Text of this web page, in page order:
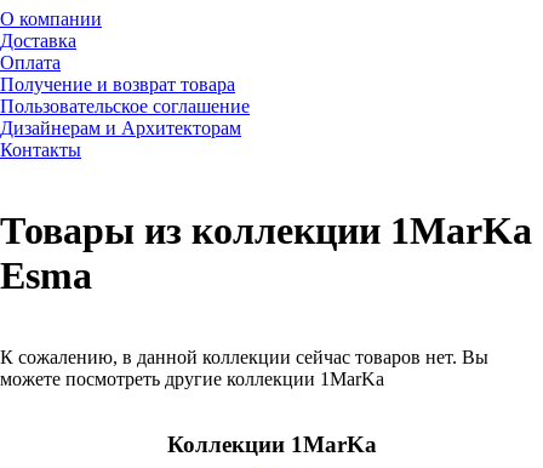
О компании
Доставка
Оплата
Получение и возврат товара
Пользовательское соглашение
Дизайнерам и Архитекторам
Контакты
Товары из коллекции 1MarKa
Esma
К сожалению, в данной коллекции сейчас товаров нет. Вы
можете посмотреть другие коллекции 1MarKa
Коллекции 1MarKa